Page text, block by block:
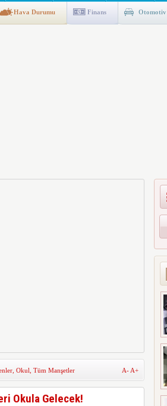
Hava Durumu Finans Otomotiv
, Okul Tüm Manşetler A- A+
Okula Gelecek!